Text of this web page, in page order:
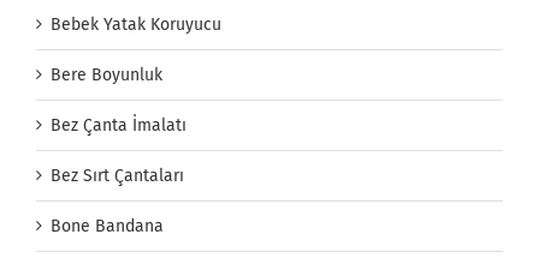
Bebek Yatak Koruyucu
Bere Boyunluk
Bez Çanta İmalatı
Bez Sırt Çantaları
Bone Bandana